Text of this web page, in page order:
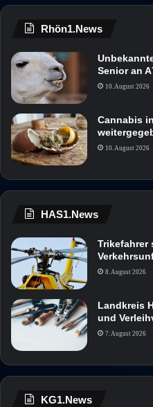
Rhön1.News
Senior an
10. August 2026
Cannabis
10. August 2026
HAS1.News
Trikefahrer
8. August 2026
Landkreis
und
7. August 2026
KG1.News